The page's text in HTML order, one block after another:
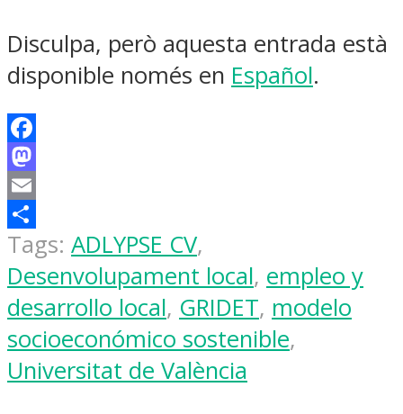
Disculpa, però aquesta entrada està
disponible només en Español.
Facebook
Mastodon
Email
Share
Tags: ADLYPSE CV,
Desenvolupament local, empleo y
desarrollo local, GRIDET, modelo
socioeconómico sostenible,
Universitat de València